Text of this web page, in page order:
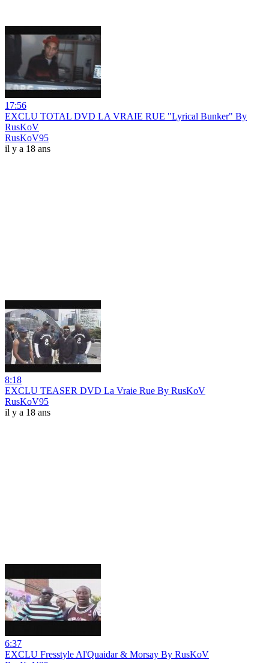
17:56
EXCLU TOTAL DVD LA VRAIE RUE "Lyrical Bunker" By
RusKoV
RusKoV95
il y a 18 ans
8:18
EXCLU TEASER DVD La Vraie Rue By RusKoV
RusKoV95
il y a 18 ans
6:37
EXCLU Fresstyle Al'Quaidar & Morsay By RusKoV